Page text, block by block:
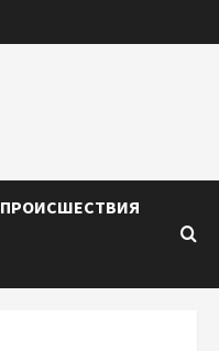
ПРОИСШЕСТВИЯ